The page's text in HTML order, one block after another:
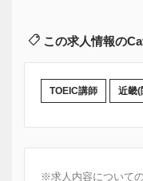
この求人情報の
TOEIC講師 近畿(
※求人内容について